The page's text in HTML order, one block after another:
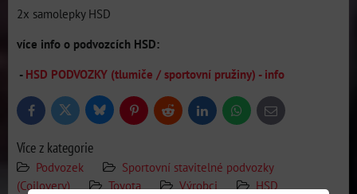
2x samolepky HSD
více info o podvozcích HSD:
- HSD PODVOZKY (tlumiče / sportovní pružiny) - info
FacebookTwitter BlueskyPinterestReddit LinkedInWhatsApp
E-
mail
Více z kategorie
Podvozek
Sportovní stavitelné podvozky
(Coilovery)
Toyota Výrobci HSD